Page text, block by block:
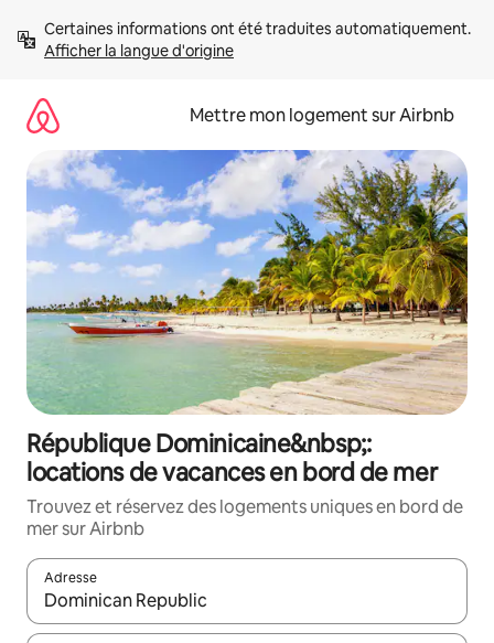
directement
Afficher la langue d'origine
Mettre mon logement sur Airbnb
République Dominicaine&nbsp;:
locations de vacances en bord de mer
Trouvez et réservez des logements uniques en bord de
mer sur Airbnb
Adresse
Lorsque les résultats s'affichent, utilisez les flèches vers le